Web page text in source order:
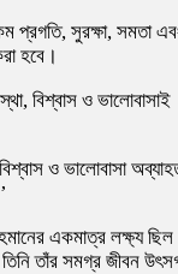
প্রগতি, সুরক্ষা, সমতা
হবে।
বিশ্বাস ও ভালোবাসাই
ও ভালোবাসা
একমাত্র লক্ষ্য ছিল
তাঁর সমগ্র জীবন